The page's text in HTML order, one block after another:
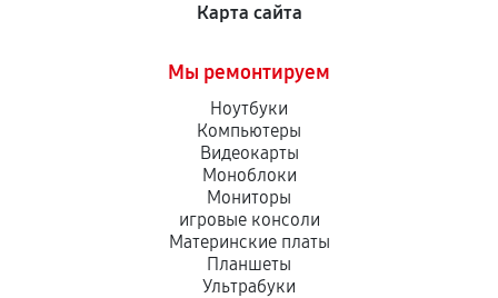
Карта сайта
Мы ремонтируем
Ноутбуки
Компьютеры
Видеокарты
Моноблоки
Мониторы
игровые консоли
Материнские платы
Планшеты
Ультрабуки